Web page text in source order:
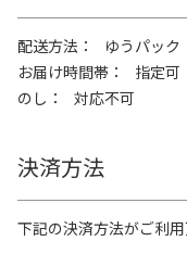
配送方法
ゆうパック
お届け時間帯
指定可
のし
対応不可
決済方法
下記の決済方法がご利用